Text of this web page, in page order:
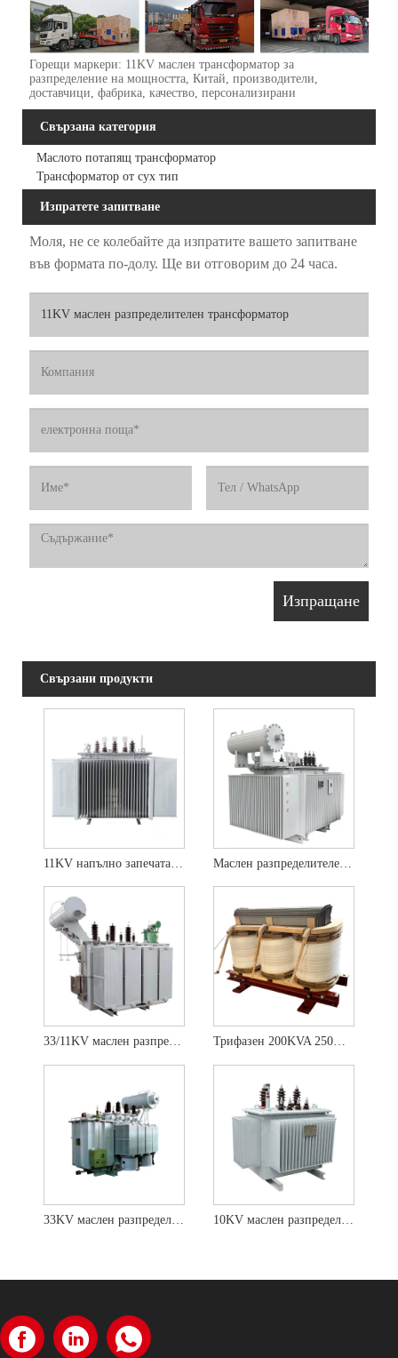
Горещи маркери: 11KV маслен трансформатор за
разпределение на мощността, Китай, производители,
доставчици, фабрика, качество, персонализирани
Свързана категория
Маслото потапящ трансформатор
Трансформатор от сух тип
Изпратете запитване
Моля, не се колебайте да изпратите вашето запитване
във формата по-долу. Ще ви отговорим до 24 часа.
Свързани продукти
33/11KV маслен разпределителен трансформатор Трифазен 200KVA 250KVA 400KVA полуготов маслен разпределителен трансформатор